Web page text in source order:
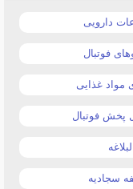
دارویی
فوتبال
مواد غذایی
پخش فوتبال
سجادیه